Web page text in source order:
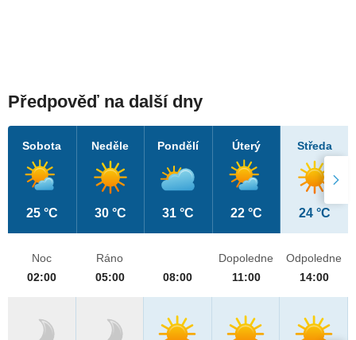
Předpověď na další dny
Sobota
25 °C
Neděle
30 °C
Pondělí
31 °C
Úterý
22 °C
Středa
24 °C
Noc
02:00
Ráno
05:00
08:00
Dopoledne
11:00
Odpoledne
14:00